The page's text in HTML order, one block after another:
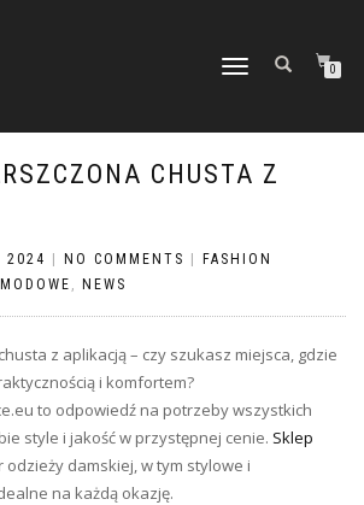
TOGGLE
0
CHUSTA Z
2024 NO COMMENTS
FASHION
, NEWS
z aplikacją – czy szukasz miejsca, gdzie
i komfortem?
to odpowiedź na potrzeby wszystkich
style i jakość w przystępnej cenie. Sklep
damskiej, w tym stylowe i
na każdą okazję.